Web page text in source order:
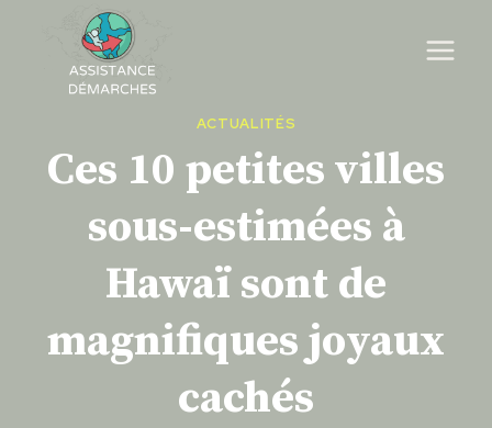
content
ACTUALITÉS
Ces 10 petites villes
sous-estimées à
Hawaï sont de
magnifiques joyaux
cachés